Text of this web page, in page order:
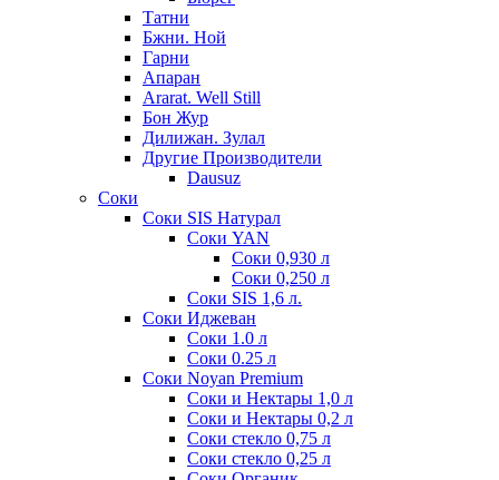
Татни
Бжни. Ной
Гарни
Апаран
Ararat. Well Still
Бон Жур
Дилижан. Зулал
Другие Производители
Dausuz
Соки
Соки SIS Натурал
Соки YAN
Соки 0,930 л
Соки 0,250 л
Соки SIS 1,6 л.
Соки Иджеван
Соки 1.0 л
Соки 0.25 л
Соки Noyan Premium
Соки и Нектары 1,0 л
Соки и Нектары 0,2 л
Соки стекло 0,75 л
Соки стекло 0,25 л